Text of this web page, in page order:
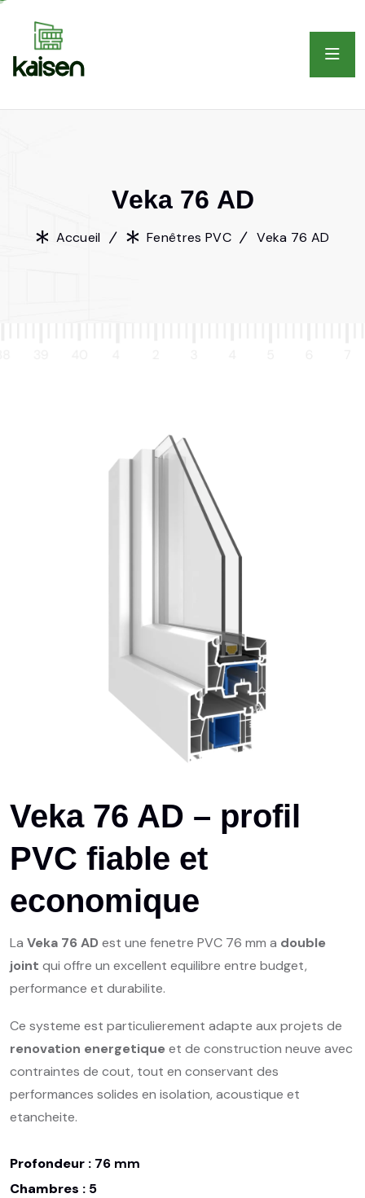
Veka 76 AD
Accueil Fenêtres PVC Veka 76 AD
Veka 76 AD – profil
PVC fiable et
economique
La Veka 76 ADest une fenetre PVC 76 mm a double
joint qui offre un excellent equilibre entre budget,
performance et durabilite.
Ce systeme est particulierement adapte aux projets de
renovation energetique et de construction neuve avec
contraintes de cout, tout en conservant des
performances solides en isolation, acoustique et
etancheite.
Profondeur : 76 mm
Chambres : 5